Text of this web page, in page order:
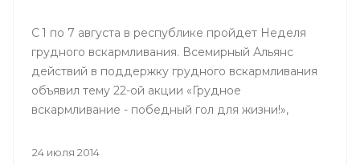
С 1 по 7 августа в республике пройдет Неделя
грудного вскармливания. Всемирный Альянс
действий в поддержку грудного вскармливания
объявил тему 22-ой акции «Грудное
вскармливание - победный гол для жизни!»,
мира по футболу.
24 июля 2014